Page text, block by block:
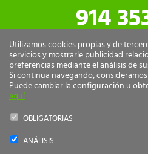
914
Utilizamos cookies propias y de
servicios y mostrarle publicidad
preferencias mediante el análisis de
Si continua navegando,
Puede cambiar la configuración u
aquí
OBLIGATORIAS
ANÁLISIS